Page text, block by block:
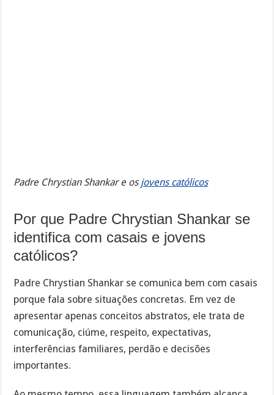
Padre Chrystian Shankar e os jovens católicos
Por que Padre Chrystian Shankar se
identifica com casais e jovens
católicos?
Padre Chrystian Shankar se comunica bem com casais
porque fala sobre situações concretas. Em vez de
apresentar apenas conceitos abstratos, ele trata de
comunicação, ciúme, respeito, expectativas,
interferências familiares, perdão e decisões
importantes.